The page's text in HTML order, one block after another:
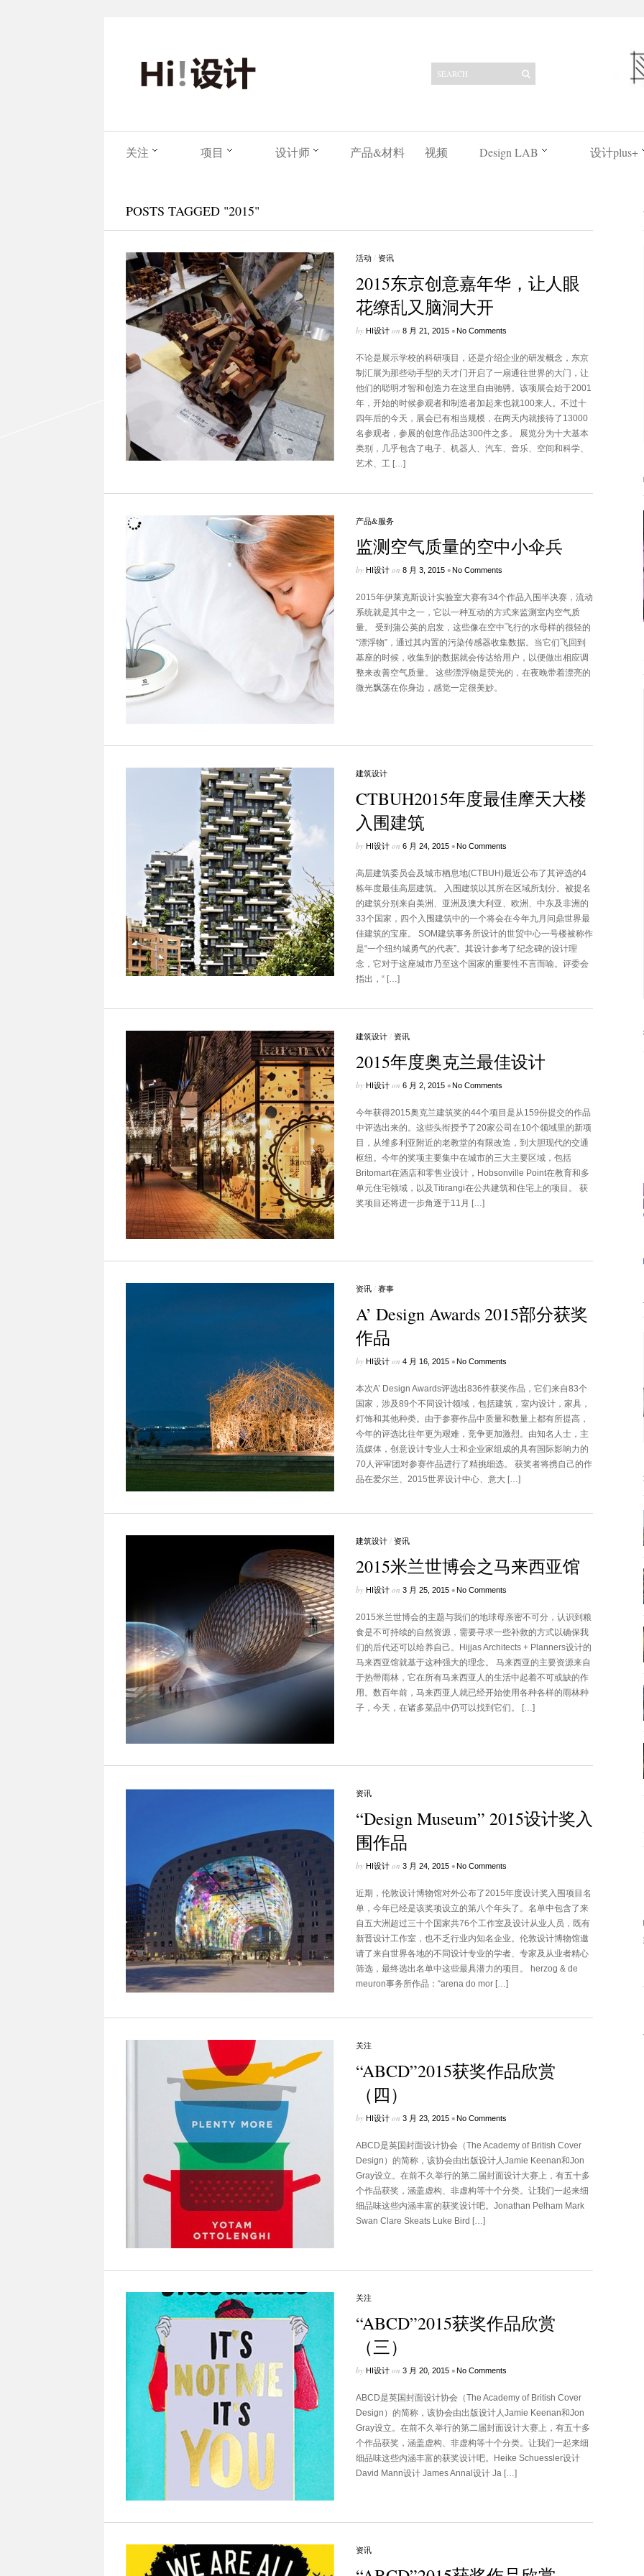
关注 项目 设计师 产品&材料 视频 Design LAB 设计plus+
POSTS TAGGED "2015"
活动/ 资讯
2015东京创意嘉年华，让人眼
花缭乱又脑洞大开
by HI设计on 8 月 21, 2015 •No Comments
不论是展示学校的科研项目，还是介绍企业的研发概念，东京
制汇展为那些动手型的天才门开启了一扇通往世界的大门，让
他们的聪明才智和创造力在这里自由驰骋。该项展会始于2001
年，开始的时候参观者和制造者加起来也就100来人。不过十
四年后的今天，展会已有相当规模，在两天内就接待了13000
名参观者，参展的创意作品达300件之多。 展览分为十大基本
类别，几乎包含了电子、机器人、汽车、音乐、空间和科学、
艺术、工 […]
产品&服务
监测空气质量的空中小伞兵
by HI设计on 8 月 3, 2015 •No Comments
2015年伊莱克斯设计实验室大赛有34个作品入围半决赛，流动
系统就是其中之一，它以一种互动的方式来监测室内空气质
量。 受到蒲公英的启发，这些像在空中飞行的水母样的很轻的
“漂浮物”，通过其内置的污染传感器收集数据。当它们飞回到
基座的时候，收集到的数据就会传达给用户，以便做出相应调
整来改善空气质量。 这些漂浮物是荧光的，在夜晚带着漂亮的
微光飘荡在你身边，感觉一定很美妙。
建筑设计
CTBUH2015年度最佳摩天大楼
入围建筑
by HI设计on 6 月 24, 2015 •No Comments
高层建筑委员会及城市栖息地(CTBUH)最近公布了其评选的4
栋年度最佳高层建筑。 入围建筑以其所在区域所划分。被提名
的建筑分别来自美洲、亚洲及澳大利亚、欧洲、中东及非洲的
33个国家，四个入围建筑中的一个将会在今年九月问鼎世界最
佳建筑的宝座。 SOM建筑事务所设计的世贸中心一号楼被称作
是“一个纽约城勇气的代表”。其设计参考了纪念碑的设计理
念，它对于这座城市乃至这个国家的重要性不言而喻。评委会
指出，“ […]
建筑设计/ 资讯
2015年度奥克兰最佳设计
by HI设计on 6 月 2, 2015 •No Comments
今年获得2015奥克兰建筑奖的44个项目是从159份提交的作品
中评选出来的。这些头衔授予了20家公司在10个领域里的新项
目，从维多利亚附近的老教堂的有限改造，到大胆现代的交通
枢纽。今年的奖项主要集中在城市的三大主要区域，包括
Britomart在酒店和零售业设计，Hobsonville Point在教育和多
单元住宅领域，以及Titirangi在公共建筑和住宅上的项目。 获
奖项目还将进一步角逐于11月 […]
资讯/ 赛事
A’ Design Awards 2015部分获奖
作品
by HI设计on 4 月 16, 2015 •No Comments
本次A’ Design Awards评选出836件获奖作品，它们来自83个
国家，涉及89个不同设计领域，包括建筑，室内设计，家具，
灯饰和其他种类。由于参赛作品中质量和数量上都有所提高，
今年的评选比往年更为艰难，竞争更加激烈。由知名人士，主
流媒体，创意设计专业人士和企业家组成的具有国际影响力的
70人评审团对参赛作品进行了精挑细选。 获奖者将携自己的作
品在爱尔兰、2015世界设计中心、意大 […]
建筑设计/ 资讯
2015米兰世博会之马来西亚馆
by HI设计on 3 月 25, 2015 •No Comments
2015米兰世博会的主题与我们的地球母亲密不可分，认识到粮
食是不可持续的自然资源，需要寻求一些补救的方式以确保我
们的后代还可以给养自己。Hijjas Architects + Planners设计的
马来西亚馆就基于这种强大的理念。 马来西亚的主要资源来自
于热带雨林，它在所有马来西亚人的生活中起着不可或缺的作
用。数百年前，马来西亚人就已经开始使用各种各样的雨林种
子，今天，在诸多菜品中仍可以找到它们。 […]
资讯
“Design Museum” 2015设计奖入
围作品
by HI设计on 3 月 24, 2015 •No Comments
近期，伦敦设计博物馆对外公布了2015年度设计奖入围项目名
单，今年已经是该奖项设立的第八个年头了。名单中包含了来
自五大洲超过三十个国家共76个工作室及设计从业人员，既有
新晋设计工作室，也不乏行业内知名企业。伦敦设计博物馆邀
请了来自世界各地的不同设计专业的学者、专家及从业者精心
筛选，最终选出名单中这些最具潜力的项目。 herzog & de
meuron事务所作品：“arena do mor […]
关注
“ABCD”2015获奖作品欣赏
（四）
by HI设计on 3 月 23, 2015 •No Comments
ABCD是英国封面设计协会（The Academy of British Cover
Design）的简称，该协会由出版设计人Jamie Keenan和Jon
Gray设立。在前不久举行的第二届封面设计大赛上，有五十多
个作品获奖，涵盖虚构、非虚构等十个分类。让我们一起来细
细品味这些内涵丰富的获奖设计吧。Jonathan Pelham Mark
Swan Clare Skeats Luke Bird […]
关注
“ABCD”2015获奖作品欣赏
（三）
by HI设计on 3 月 20, 2015 •No Comments
ABCD是英国封面设计协会（The Academy of British Cover
Design）的简称，该协会由出版设计人Jamie Keenan和Jon
Gray设立。在前不久举行的第二届封面设计大赛上，有五十多
个作品获奖，涵盖虚构、非虚构等十个分类。让我们一起来细
细品味这些内涵丰富的获奖设计吧。Heike Schuessler设计
David Mann设计 James Annal设计 Ja […]
资讯